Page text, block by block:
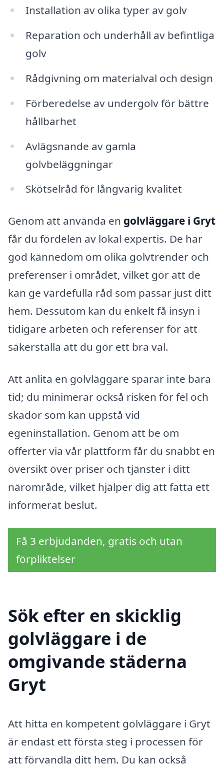
Installation av olika typer av golv
Reparation och underhåll av befintliga
golv
Rådgivning om materialval och design
Förberedelse av undergolv för bättre
hållbarhet
Avlägsnande av gamla
golvbeläggningar
Skötselråd för långvarig kvalitet
Genom att använda en golvläggare i Gryt
får du fördelen av lokal expertis. De har
god kännedom om olika golvtrender och
preferenser i området, vilket gör att de
kan ge värdefulla råd som passar just ditt
hem. Dessutom kan du enkelt få insyn i
tidigare arbeten och referenser för att
säkerställa att du gör ett bra val.
Att anlita en golvläggare sparar inte bara
tid; du minimerar också risken för fel och
skador som kan uppstå vid
egeninstallation. Genom att be om
offerter via vår plattform får du snabbt en
översikt över priser och tjänster i ditt
närområde, vilket hjälper dig att fatta ett
informerat beslut.
Få 3 erbjudanden, gratis och utan
förpliktelser
Sök efter en skicklig
golvläggare i de
omgivande städerna
Gryt
Att hitta en kompetent golvläggare i Gryt
är endast ett första steg i processen för
att förvandla ditt hem. Du kan också